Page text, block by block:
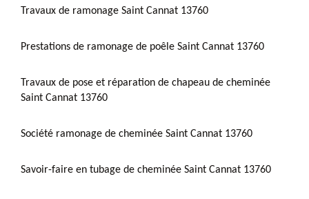
Travaux de ramonage Saint Cannat 13760
Prestations de ramonage de poêle Saint Cannat 13760
Travaux de pose et réparation de chapeau de cheminée
Saint Cannat 13760
Société ramonage de cheminée Saint Cannat 13760
Savoir-faire en tubage de cheminée Saint Cannat 13760